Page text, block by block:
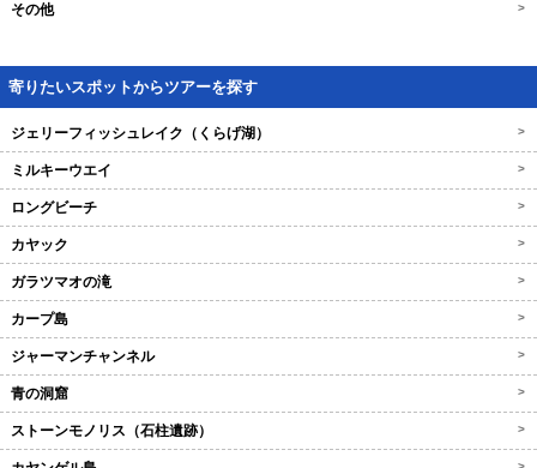
その他 >
寄りたいスポットからツアーを探す
ジェリーフィッシュレイク（くらげ湖） >
ミルキーウエイ >
ロングビーチ >
カヤック >
ガラツマオの滝 >
カープ島 >
ジャーマンチャンネル >
青の洞窟 >
ストーンモノリス（石柱遺跡） >